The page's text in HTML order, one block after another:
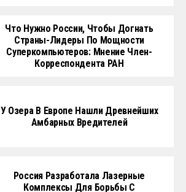
Что Нужно России, Чтобы Догнать
Страны-Лидеры По Мощности
Суперкомпьютеров: Мнение Член-
Корреспондента РАН
У Озера В Европе Нашли Древнейших
Амбарных Вредителей
Россия Разработала Лазерные
Комплексы Для Борьбы С